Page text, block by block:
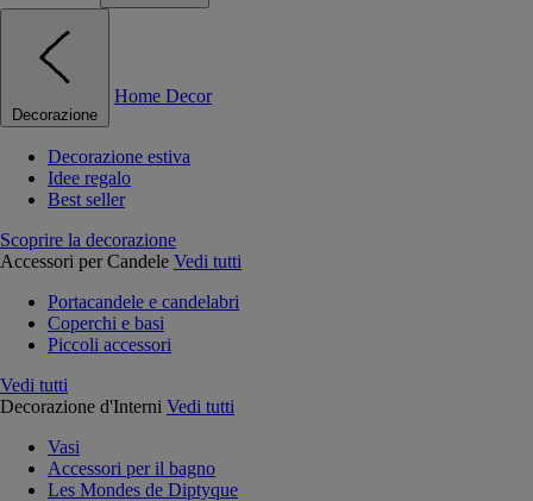
Decorazione
Home Decor
Decorazione estiva
Idee regalo
Best seller
Scoprire la decorazione
Accessori per Candele Vedi tutti
Portacandele e candelabri
Coperchi e basi
Piccoli accessori
Vedi tutti
Decorazione d'Interni Vedi tutti
Vasi
Accessori per il bagno
Les Mondes de Diptyque